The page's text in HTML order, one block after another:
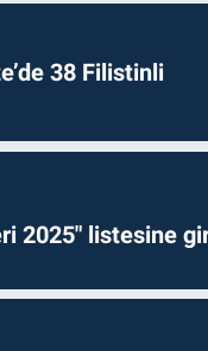
38 Filistinli
2025" listesine